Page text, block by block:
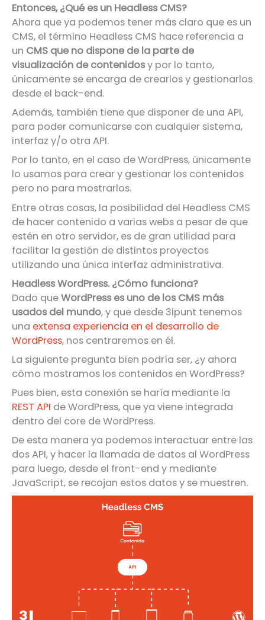
Entonces, ¿Qué es un Headless CMS?
Ahora que ya podemos tener más claro que es un
CMS, el término Headless CMS hace referencia a
un CMS que no dispone de la parte de
visualización de contenidosy por lo tanto,
únicamente se encarga de crearlos y gestionarlos
desde el back-end.
Además, también tiene que disponer de una API,
para poder comunicarse con cualquier sistema,
interfaz y/o otra API.
Por lo tanto, en el caso de WordPress, únicamente
lo usamos para crear y gestionar los contenidos
pero no para mostrarlos.
Entre otras cosas, la posibilidad del Headless CMS
de hacer contenido a varias webs a pesar de que
estén en otro servidor, es de gran utilidad para
facilitar la gestión de distintos proyectos
utilizando una única interfaz administrativa.
Headless WordPress. ¿Cómo funciona?
Dado queWordPress es uno de los CMS más
usados del mundo, y que desde 3ipunt tenemos
una extensa experiencia en el desarrollo de
WordPress, nos centraremos en él.
La siguiente pregunta bien podría ser, ¿y ahora
cómo mostramos los contenidos en WordPress?
Pues bien, esta conexión se haría mediante la
REST API de WordPress, que ya viene integrada
dentro del core de WordPress.
De esta manera ya podemos interactuar entre las
dos API, y hacer la llamada de datos al WordPress
para luego, desde el front-end y mediante
JavaScript, se recojan estos datos y se muestren.